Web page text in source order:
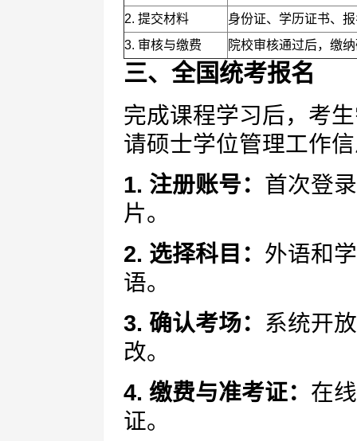
2. 提交材料
身份证、学历证书、
3. 审核与缴费
院校审核通过后，缴
三、全国统考报名
完成课程学习后，考
请硕士学位管理工作
1. 注册账号： 首次登
片。
2. 选择科目： 外语和
语。
3. 确认考场： 系统开
改。
4. 缴费与准考证： 在
证。